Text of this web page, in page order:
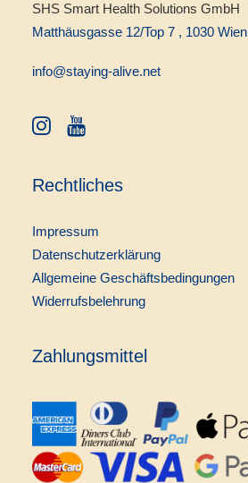
SHS Smart Health Solutions GmbH
Matthäusgasse 12/Top 7 , 1030 Wien
info@staying-alive.net
Rechtliches
Impressum
Datenschutzerklärung
Allgemeine Geschäftsbedingungen
Widerrufsbelehrung
Zahlungsmittel